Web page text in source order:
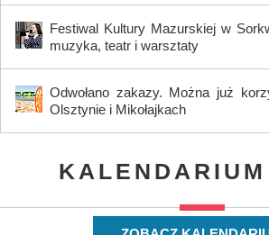
Festiwal Kultury Mazurskiej w
muzyka, teatr i warsztaty
Odwołano zakazy. Można już
Olsztynie i Mikołajkach